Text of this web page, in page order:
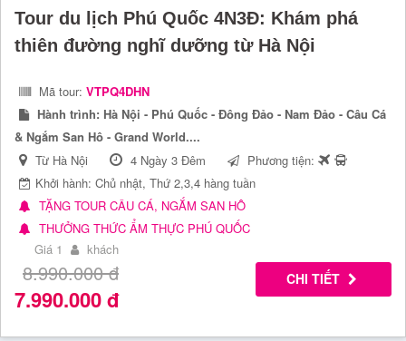
Tour du lịch Phú Quốc 4N3Đ: Khám phá
thiên đường nghĩ dưỡng từ Hà Nội
Mã tour: VTPQ4DHN
Hành trình: Hà Nội - Phú Quốc - Đông Đảo - Nam Đảo - Câu Cá
& Ngắm San Hô - Grand World....
Từ Hà Nội
4 Ngày 3 Đêm
Phương tiện:
Khởi hành: Chủ nhật, Thứ 2,3,4 hàng tuần
TẶNG TOUR CÂU CÁ, NGẮM SAN HÔ
THƯỞNG THỨC ẨM THỰC PHÚ QUỐC
Giá 1
khách
8.990.000đ
7.990.000đ
CHI TIẾT